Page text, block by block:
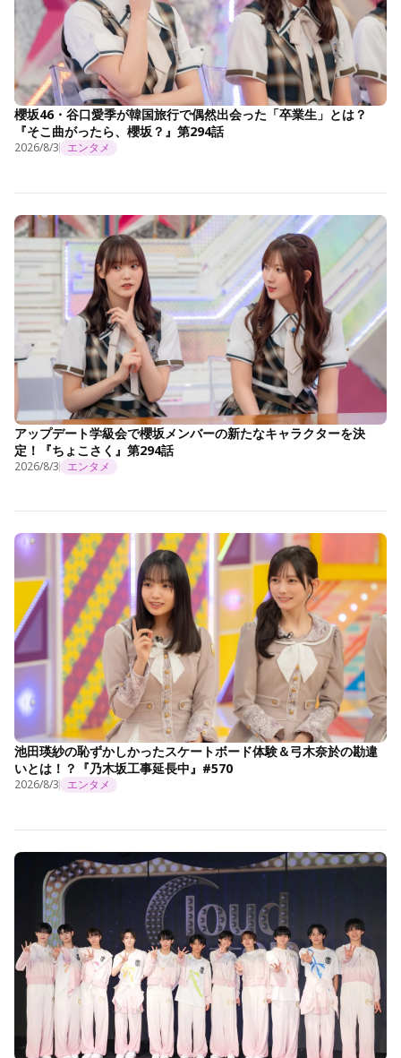
櫻坂46・谷口愛季が韓国旅行で偶然出会った「卒業生」とは？
『そこ曲がったら、櫻坂？』第294話
2026/8/3 エンタメ
アップデート学級会で櫻坂メンバーの新たなキャラクターを決
定！『ちょこさく』第294話
2026/8/3 エンタメ
池田瑛紗の恥ずかしかったスケートボード体験＆弓木奈於の勘違
いとは！？『乃木坂工事延長中』#570
2026/8/3 エンタメ